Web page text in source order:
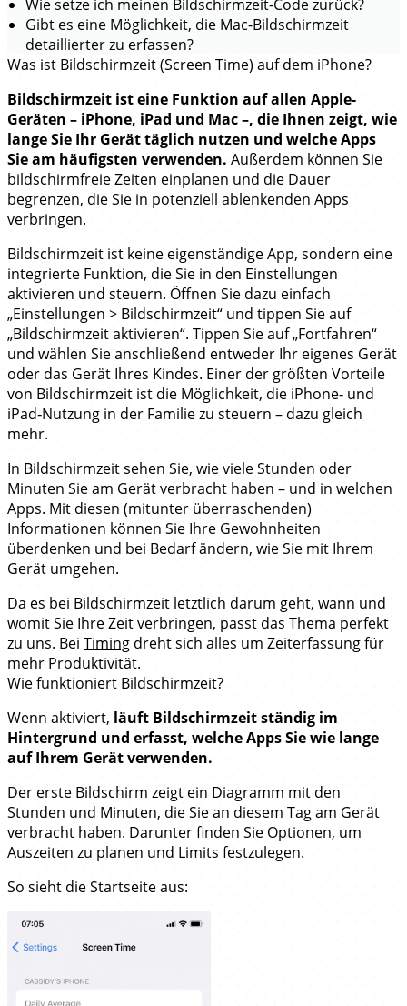
Wie setze ich meinen Bildschirmzeit-Code zurück?
Gibt es eine Möglichkeit, die Mac-Bildschirmzeit
detaillierter zu erfassen?
Was ist Bildschirmzeit (Screen Time) auf dem iPhone?
Bildschirmzeit ist eine Funktion auf allen Apple-
Geräten – iPhone, iPad und Mac –, die Ihnen zeigt, wie
lange Sie Ihr Gerät täglich nutzen und welche Apps
Sie am häufigsten verwenden. Außerdem können Sie
bildschirmfreie Zeiten einplanen und die Dauer
begrenzen, die Sie in potenziell ablenkenden Apps
verbringen.
Bildschirmzeit ist keine eigenständige App, sondern eine
integrierte Funktion, die Sie in den Einstellungen
aktivieren und steuern. Öffnen Sie dazu einfach
„Einstellungen > Bildschirmzeit“ und tippen Sie auf
„Bildschirmzeit aktivieren“. Tippen Sie auf „Fortfahren“
und wählen Sie anschließend entweder Ihr eigenes Gerät
oder das Gerät Ihres Kindes. Einer der größten Vorteile
von Bildschirmzeit ist die Möglichkeit, die iPhone‑ und
iPad‑Nutzung in der Familie zu steuern – dazu gleich
mehr.
In Bildschirmzeit sehen Sie, wie viele Stunden oder
Minuten Sie am Gerät verbracht haben – und in welchen
Apps. Mit diesen (mitunter überraschenden)
Informationen können Sie Ihre Gewohnheiten
überdenken und bei Bedarf ändern, wie Sie mit Ihrem
Gerät umgehen.
Da es bei Bildschirmzeit letztlich darum geht, wann und
womit Sie Ihre Zeit verbringen, passt das Thema perfekt
zu uns. Bei Timing dreht sich alles um Zeiterfassung für
mehr Produktivität.
Wie funktioniert Bildschirmzeit?
Wenn aktiviert, läuft Bildschirmzeit ständig im
Hintergrund und erfasst, welche Apps Sie wie lange
auf Ihrem Gerät verwenden.
Der erste Bildschirm zeigt ein Diagramm mit den
Stunden und Minuten, die Sie an diesem Tag am Gerät
verbracht haben. Darunter finden Sie Optionen, um
Auszeiten zu planen und Limits festzulegen.
So sieht die Startseite aus: